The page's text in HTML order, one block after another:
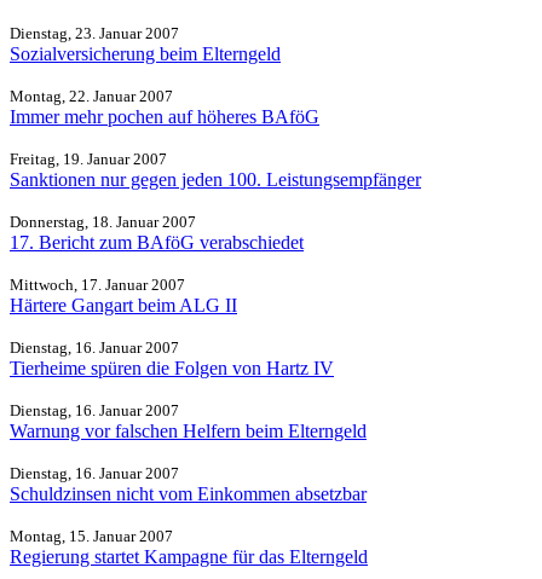
Dienstag, 23. Januar 2007
Sozialversicherung beim Elterngeld
Montag, 22. Januar 2007
Immer mehr pochen auf höheres BAföG
Freitag, 19. Januar 2007
Sanktionen nur gegen jeden 100. Leistungsempfänger
Donnerstag, 18. Januar 2007
17. Bericht zum BAföG verabschiedet
Mittwoch, 17. Januar 2007
Härtere Gangart beim ALG II
Dienstag, 16. Januar 2007
Tierheime spüren die Folgen von Hartz IV
Dienstag, 16. Januar 2007
Warnung vor falschen Helfern beim Elterngeld
Dienstag, 16. Januar 2007
Schuldzinsen nicht vom Einkommen absetzbar
Montag, 15. Januar 2007
Regierung startet Kampagne für das Elterngeld